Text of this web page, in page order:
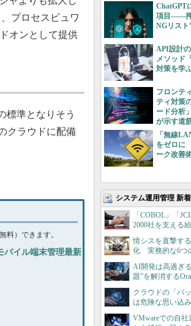
プロセスビュワ
オンとして提供
標準となりそう
クラウドに配備
料）できます。
イル端末管理最新
ChatGPT
項目――押
NGリスト
API設計
メソッド
対策を学
フロンテ
ティ対策
ード分析
が示す道
「無線
をゼロに
ーク改善
システム運用管理 新
「COBOL」「
2000社を支える
情シスを直撃す
化 実務的な6つ
AI開発は高過ぎ
題”を解消する
クラウドの「バ
は危険な思い込み
VMwareでの自社